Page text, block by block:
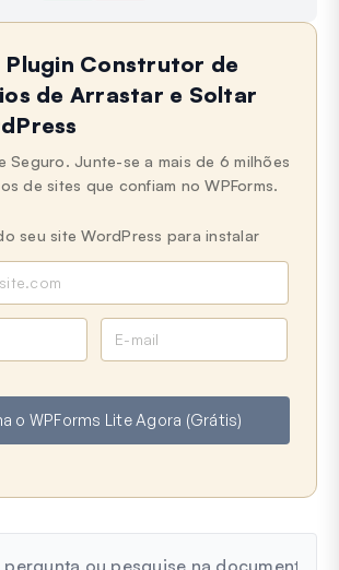
em 03 de Junho de 2025
Plugin Construtor de
de Arrastar e Soltar
Seguro. Junte-se a mais de 6 milhões
de sites que confiam no WPForms.
seu site WordPress para instalar
a
l
o WPForms Lite Agora (Grátis)